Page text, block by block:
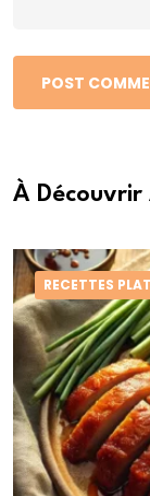
POST
À Découvrir
RECETTES